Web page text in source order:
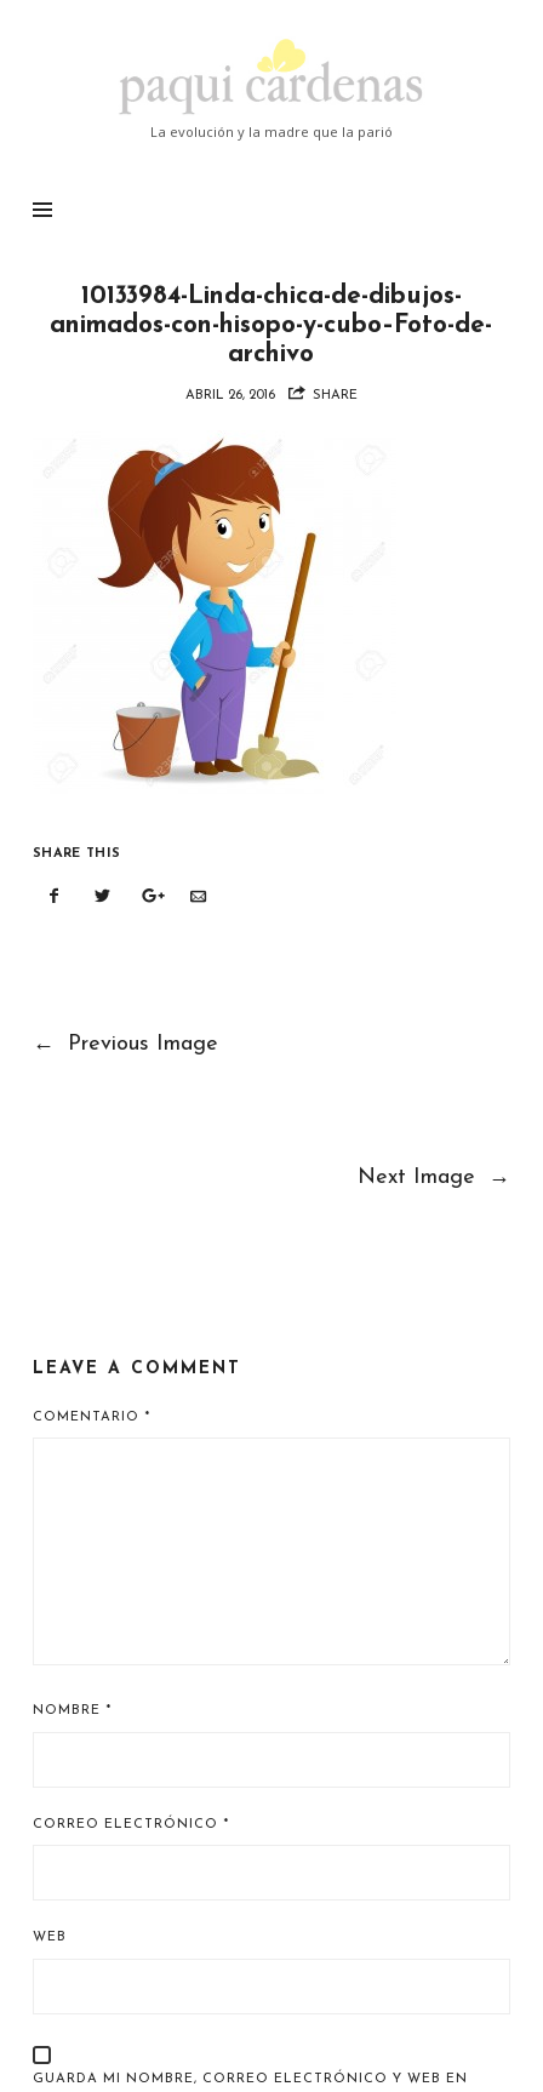
Cardenas
La evolución y la madre que la parió
10133984-Linda-chica-de-dibujos-
animados-con-hisopo-y-cubo–Foto-de-
archivo
ABRIL 26, 2016 SHARE
SHARE THIS
← Previous Image
Next Image →
LEAVE A COMMENT
COMENTARIO *
NOMBRE *
CORREO ELECTRÓNICO *
WEB
GUARDA MI NOMBRE, CORREO ELECTRÓNICO Y WEB EN